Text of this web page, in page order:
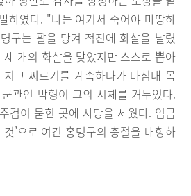
하였다. "나는 여기서 죽어야 마땅하
구는 활을 당겨 적진에 화살을 날렸
개의 화살을 맞았지만 스스로 뽑아
고 찌르기를 계속하다가 마침내 목
관인 박형이 그의 시체를 거두었다.
검이 묻힌 곳에 사당을 세웠다. 임금
’으로 여긴 홍명구의 충절을 배향하